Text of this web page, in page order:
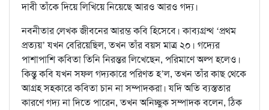
দাবী তাঁকে দিয়ে লিখিয়ে নিয়েছে আরও আরও গদ্য।
নবনীতার লেখক জীবনের আরম্ভ কবি হিসেবে। কাব্যগ্রন্থ ‘প্রথম
প্রত্যয়’ যখন বেরিয়েছিল, তখন তাঁর বয়স মাত্র ২০। গদ্যের
পাশাপাশি কবিতা তিনি নিরন্তর লিখেছেন, পরিমাণে অল্প হলেও।
কিন্তু কবি যখন সফল গদ্যকারে পরিণত হ’ল, তখন তাঁর কাছ থেকে
আগ্রহ সহকারে কবিতা চান না সম্পাদকরা। যদি অতি ব্যস্ততার
কারণে গদ্য না দিতে পারেন, তখন অনিচ্ছুক সম্পাদক বলেন, ঠিক